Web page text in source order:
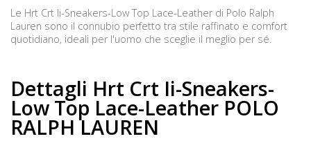
Le Hrt Crt Ii-Sneakers-Low Top Lace-Leather di Polo Ralph
Lauren sono il connubio perfetto tra stile raffinato e comfort
quotidiano, ideali per l'uomo che sceglie il meglio per sé.
Dettagli Hrt Crt Ii-Sneakers-
Low Top Lace-Leather POLO
RALPH LAUREN